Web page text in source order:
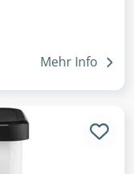
Mehr Info